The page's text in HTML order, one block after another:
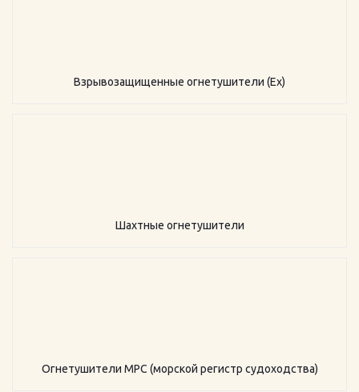
Взрывозащищенные огнетушители (Ex)
Шахтные огнетушители
Огнетушители МРС (морской регистр судоходства)